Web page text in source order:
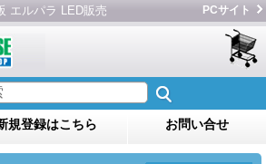
エルパラ LED販売 PCサイト
規登録はこちら お問い合せ